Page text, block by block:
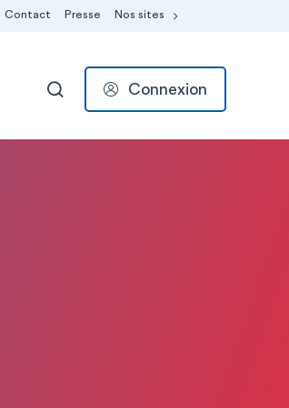
Contact Presse Nos sites
RECHERCHER
Connexion